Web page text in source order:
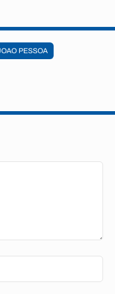
PESSOA